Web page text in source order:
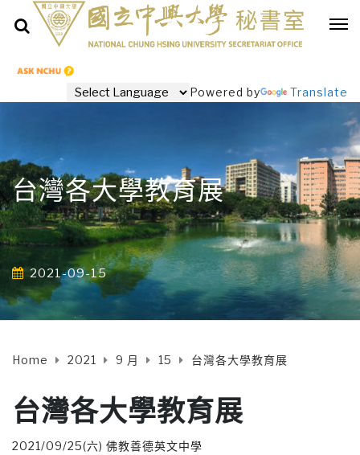
Powered by Translate
台灣各大學教育展
2021-09-15
Home 2021 9 月 15 台灣各大學教育展
台灣各大學教育展
2021/09/25(六) 佛教善德英文中學